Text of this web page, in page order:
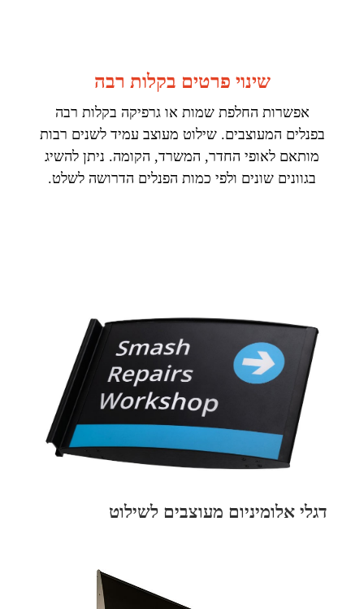
שינוי פרטים בקלות רבה
אפשרות החלפת שמות או גרפיקה בקלות רבה
בפנלים המעוצבים. שילוט מעוצב עמיד לשנים רבות
מותאם לאופי החדר, המשרד, הקומה. ניתן להשיג
בגוונים שונים ולפי כמות הפנלים הדרושה לשלט.
דגלי אלומיניום מעוצבים לשילוט